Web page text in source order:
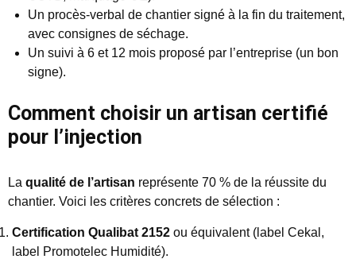
Un procès-verbal de chantier signé à la fin du traitement,
avec consignes de séchage.
Un suivi à 6 et 12 mois proposé par l’entreprise (un bon
signe).
Comment choisir un artisan certifié
pour l’injection
La qualité de l’artisan représente 70 % de la réussite du
chantier. Voici les critères concrets de sélection :
Certification Qualibat 2152 ou équivalent (label Cekal,
label Promotelec Humidité).